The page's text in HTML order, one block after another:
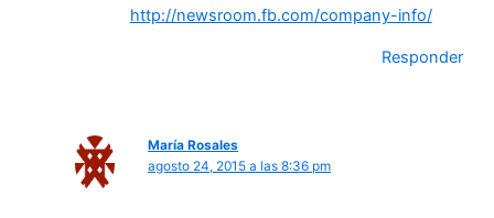
http://newsroom.fb.com/company-info/
Responder
María Rosales
agosto 24, 2015 a las 8:36 pm